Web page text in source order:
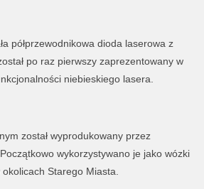
półprzewodnikowa dioda laserowa z
po raz pierwszy zaprezentowany w
niebieskiego lasera.
został wyprodukowany przez
. Początkowo wykorzystywano je jako wózki
Starego Miasta.